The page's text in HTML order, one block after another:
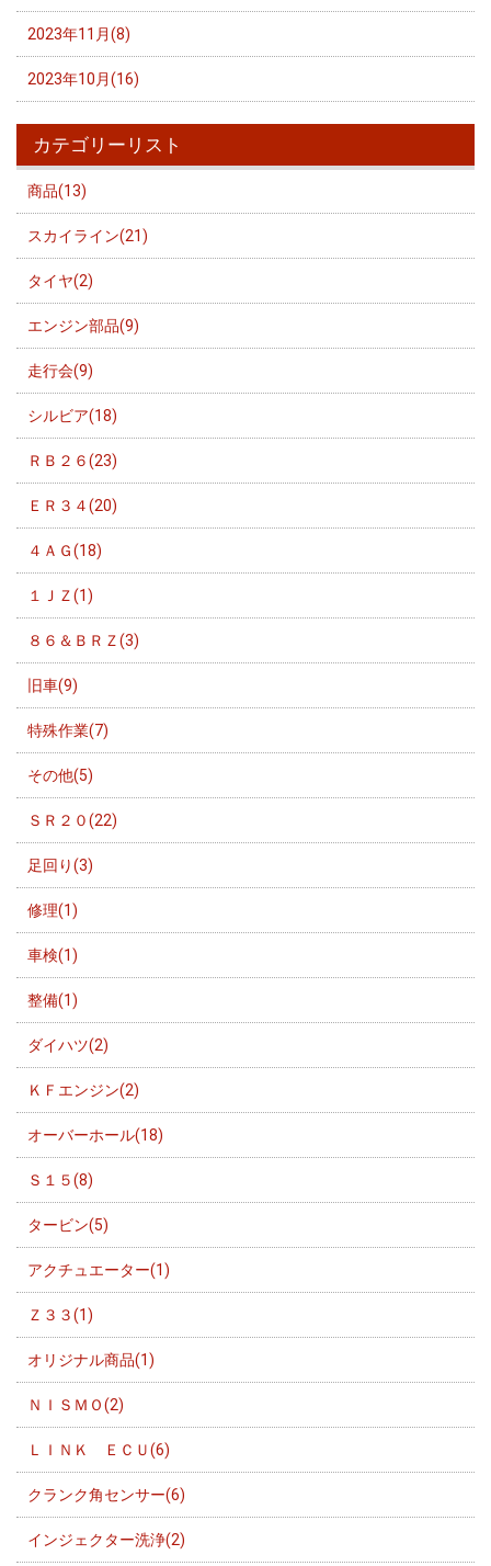
2023年11月(8)
2023年10月(16)
カテゴリーリスト
商品(13)
スカイライン(21)
タイヤ(2)
エンジン部品(9)
走行会(9)
シルビア(18)
ＲＢ２６(23)
ＥＲ３４(20)
４ＡＧ(18)
１ＪＺ(1)
８６＆ＢＲＺ(3)
旧車(9)
特殊作業(7)
その他(5)
ＳＲ２０(22)
足回り(3)
修理(1)
車検(1)
整備(1)
ダイハツ(2)
ＫＦエンジン(2)
オーバーホール(18)
Ｓ１５(8)
タービン(5)
アクチュエーター(1)
Ｚ３３(1)
オリジナル商品(1)
ＮＩＳＭＯ(2)
ＬＩＮＫ ＥＣＵ(6)
クランク角センサー(6)
インジェクター洗浄(2)